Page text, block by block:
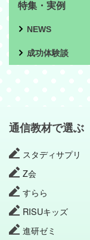
特集・実例
NEWS
成功体験談
通信教材で選ぶ
スタディサプリ
Z会
すらら
RISUキッズ
進研ゼミ